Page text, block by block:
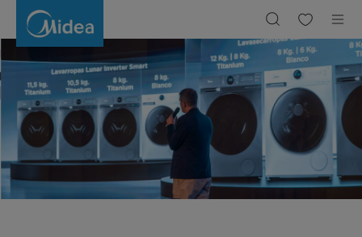
Celebrated
Product
Retail
Partners
from
Argentina
at
Hilton